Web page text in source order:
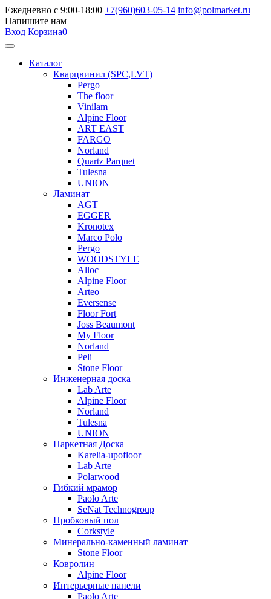
Ежедневно с 9:00-18:00 +7(960)603-05-14 info@polmarket.ru
Напишите нам
Вход Корзина0
Каталог
Кварцвинил (SPC,LVT)
Pergo
The floor
Vinilam
Alpine Floor
ART EAST
FARGO
Norland
Quartz Parquet
Tulesna
UNION
Ламинат
AGT
EGGER
Kronotex
Marco Polo
Pergo
WOODSTYLE
Alloc
Alpine Floor
Arteo
Eversense
Floor Fort
Joss Beaumont
My Floor
Norland
Peli
Stone Floor
Инженерная доска
Lab Arte
Alpine Floor
Norland
Tulesna
UNION
Паркетная Доска
Karelia-upofloor
Lab Arte
Polarwood
Гибкий мрамор
Paolo Arte
SeNat Technogroup
Пробковый пол
Corkstyle
Минерально-каменный ламинат
Stone Floor
Ковролин
Alpine Floor
Интерьерные панели
Paolo Arte